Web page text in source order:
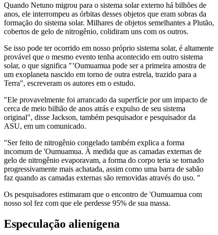
Quando Netuno migrou para o sistema solar externo há bilhões de
anos, ele interrompeu as órbitas desses objetos que eram sobras da
formação do sistema solar. Milhares de objetos semelhantes a Plutão,
cobertos de gelo de nitrogênio, colidiram uns com os outros.
Se isso pode ter ocorrido em nosso próprio sistema solar, é altamente
provável que o mesmo evento tenha acontecido em outro sistema
solar, o que significa "’Oumuamua pode ser a primeira amostra de
um exoplaneta nascido em torno de outra estrela, trazido para a
Terra", escreveram os autores em o estudo.
"Ele provavelmente foi arrancado da superfície por um impacto de
cerca de meio bilhão de anos atrás e expulso de seu sistema
original", disse Jackson, também pesquisador e pesquisador da
ASU, em um comunicado.
"Ser feito de nitrogênio congelado também explica a forma
incomum de 'Oumuamua. À medida que as camadas externas de
gelo de nitrogênio evaporavam, a forma do corpo teria se tornado
progressivamente mais achatada, assim como uma barra de sabão
faz quando as camadas externas são removidas através do uso. "
Os pesquisadores estimaram que o encontro de 'Oumuamua com
nosso sol fez com que ele perdesse 95% de sua massa.
Especulação alienígena